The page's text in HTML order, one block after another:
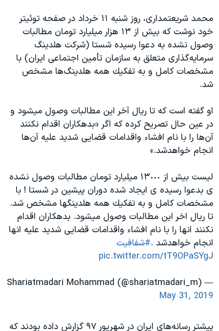
اعتراضات مردمی آبان ۹۸
اسرائیل در جنگ
نرگس محمدی برنده جایزه نوبل صلح
همایش محافظه‌کاران آمریکا «سی‌پک»
سفر پرزیدنت ترامپ به چین
محمد شریعتمداری، روز شنبه ۱۱ خرداد در صفحه توئیتر
خود نوشت که بیش از ۱۳ هزار میلیارد تومان مطالبات
وصول نشده به دعوا رسیده شستا (شرکت هلدینگ
سرمایه‌گذاری متعلق به سازمان تأمین اجتماعی ایران) با
مشخصات كامل و به تفكيك همه هلدينگ‌ها مشخص
شد.
او گفته است که تا ريال آخر اين مطالبات وصول ميشود و
در عین حال تصریح کرده که اگر «بدهكاران اقدام نكنند
آن‌ها را با نام افشاء واقدامات قضايى شديد عليه آن‌ها
انجام خواهدشد.»
ليست بيش از ١٣٠٠٠ ميليارد تومان مطالبات وصول نشده
ى بدعوا رسيده ى ايجاد شده دوران پيشين در شستا ! با
مشخصات كامل و به تفكيك همه هلدينگها مشخص شد.
تا ريال اخر اين مطالبات وصول ميشود. بدهكاران اقدام
نكنند انها را با نام افشاء واقدامات قضايى شديد عليه انها
انجام خواهدشد .#شفافيت
pic.twitter.com/tT9OPaSYgJ
— Shariatmadari Mohammad (@shariatmadari_m)
May 31, 2019
پیشتر رسانه‌های ایران در شهریور ۹۷ گزارش داده بودند که